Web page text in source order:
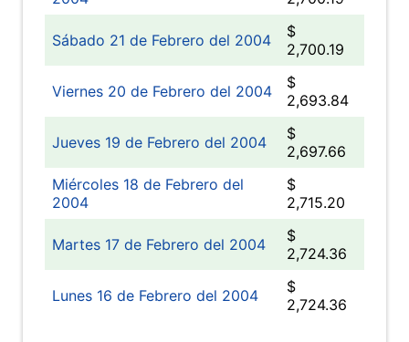
Sábado 21 de Febrero del 2004
$
2,700.19
Viernes 20 de Febrero del 2004
$
2,693.84
Jueves 19 de Febrero del 2004
$
2,697.66
Miércoles 18 de Febrero del
2004
$
2,715.20
Martes 17 de Febrero del 2004
$
2,724.36
Lunes 16 de Febrero del 2004
$
2,724.36